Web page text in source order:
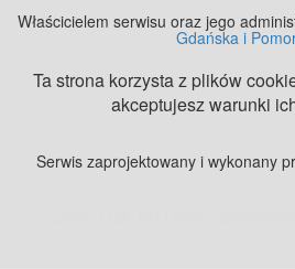
Właścicielem serwisu oraz jego
Gdańska i
Ta strona korzysta z plików
akceptujesz warunki
Serwis zaprojektowany i wykonany